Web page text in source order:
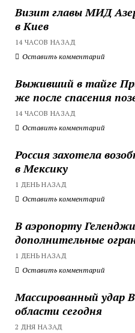
Визит главы МИД
в Киев
14 ЧАСОВ НАЗАД
Оставить комментарий
Выживший в тайге
же после спасения
14 ЧАСОВ НАЗАД
Оставить комментарий
Россия захотела
в Мексику
1 ДЕНЬ НАЗАД
Оставить комментарий
В аэропорту
дополнительные
1 ДЕНЬ НАЗАД
Оставить комментарий
Массированный удар
области сегодня
2 ДНЯ НАЗАД